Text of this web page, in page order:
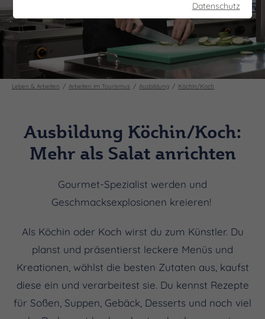
Leben & Arbeiten Arbeiten im Tourismus Ausbildung Köchin/Koch
Ausbildung Köchin/Koch:
Mehr als Salat anrichten
Gourmet-Spezialist werden und
Geschmacksexplosionen kreieren!
Als Köchin oder Koch wirst du zum Künstler. Du
planst und präsentierst leckere Menüs und
Kreationen, wählst die besten Zutaten aus, kaufst
diese ein und verarbeitest sie. Du kennst Rezepte
für Soßen, Suppen, Gebäck, Desserts und noch viel
Datenschutz